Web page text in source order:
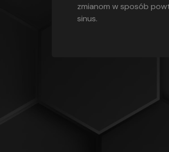
zmianom w sposób
sinus.